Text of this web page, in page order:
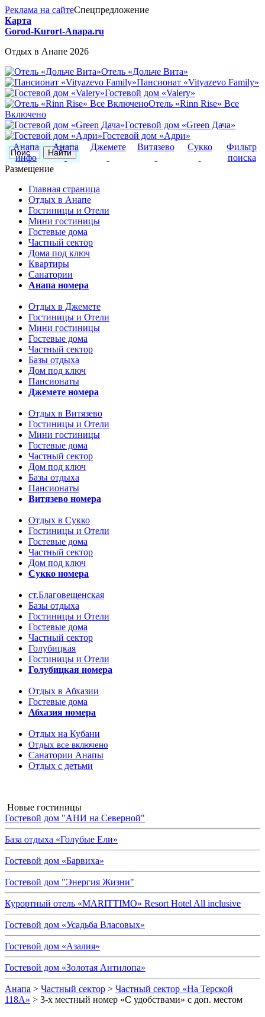
Реклама на сайтеСпецпредложение
Карта
Gorod-Kurort-Anapa.ru
Отдых в Анапе 2026
Отель «Дольче Вита»
Пансионат «Vityazevo Family»
Гостевой дом «Valery»
Отель «Rinn Rise» Все
Включено
Гостевой дом «Green Дача»
Гостевой дом «Адри»
Анапа
инфо
Анапа Джемете Витязево Сукко
Фильтр
поиска
Размещение
Главная страница
Отдых в Анапе
Гостиницы и Отели
Мини гостиницы
Гостевые дома
Частный сектор
Дома под ключ
Квартиры
Санатории
Анапа номера
Отдых в Джемете
Гостиницы и Отели
Мини гостиницы
Гостевые дома
Частный сектор
Базы отдыха
Дом под ключ
Пансионаты
Джемете номера
Отдых в Витязево
Гостиницы и Отели
Мини гостиницы
Гостевые дома
Частный сектор
Дом под ключ
Базы отдыха
Пансионаты
Витязево номера
Отдых в Сукко
Гостиницы и Отели
Гостевые дома
Частный сектор
Дом под ключ
Сукко номера
ст.Благовещенская
Базы отдыха
Гостиницы и Отели
Гостевые дома
Частный сектор
Голубицкая
Гостиницы и Отели
Голубицкая номера
Отдых в Абхазии
Гостевые дома
Абхазия номера
Отдых на Кубани
Отдых все включено
Санатории Анапы
Отдых с детьми
Новые гостиницы
Гостевой дом "АНИ на Северной"
База отдыха «Голубые Ели»
Гостевой дом «Барвиха»
Гостевой дом "Энергия Жизни"
Курортный отель «MARITTIMO» Resort Hotel All inclusive
Гостевой дом «Усадьба Власовых»
Гостевой дом «Азалия»
Гостевой дом «Золотая Антилопа»
Анапа > Частный сектор > Частный сектор «На Терской
118А» > 3-х местный номер «С удобствами» с доп. местом